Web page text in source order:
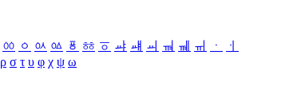
ㆀ ㆁ ㆂ ㆃ ㆄ ㆅ ㆆ ㆇ ㆈ ㆉ ㆊ ㆋ ㆌ ㆍ
ㆎ
ρ σ τ υ φ χ ψ ω